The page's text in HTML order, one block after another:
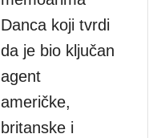
Danca koji tvrdi
da je bio ključan
agent
američke,
britanske i